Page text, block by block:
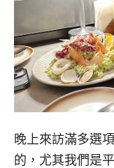
晚上來訪滿多選
的，尤其我們是